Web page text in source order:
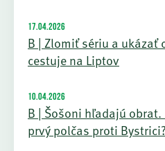
17.04.2026
B | Zlomiť sériu a ukázať
cestuje na Liptov
10.04.2026
B | Šošoni hľadajú
prvý polčas proti Bystrici?